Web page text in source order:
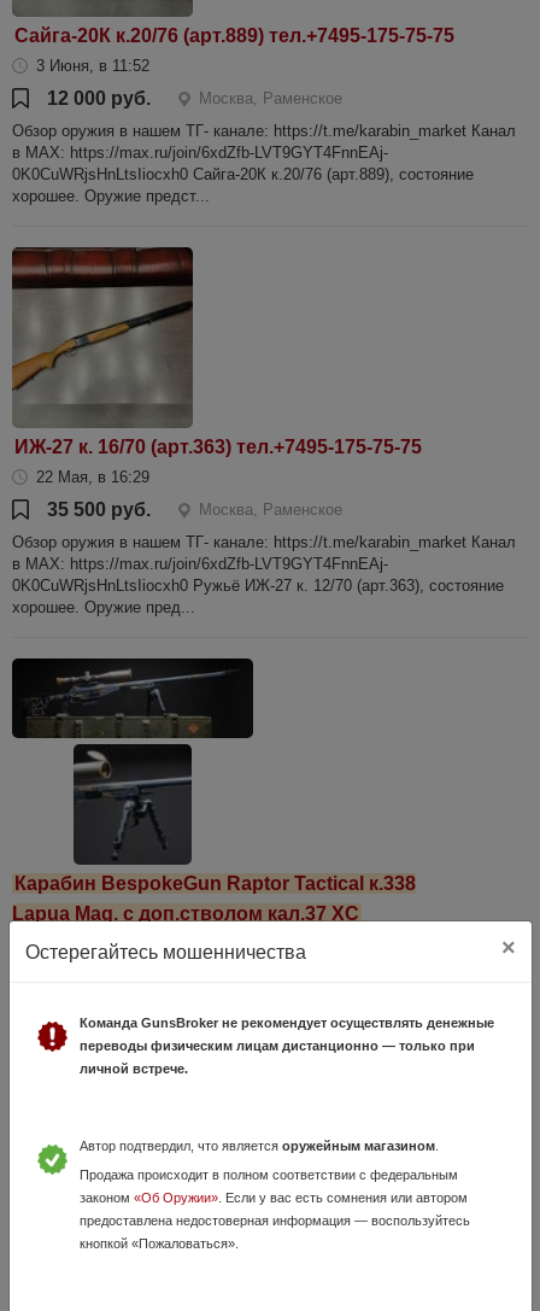
Сайга-20К к.20/76 (арт.889) тел.+7495-175-75-75
3 Июня, в 11:52
12 000 руб.
Москва, Раменское
Обзор оружия в нашем ТГ- канале: https://t.me/karabin_market Канал
в МАХ: https://max.ru/join/6xdZfb-LVT9GYT4FnnEAj-
0K0CuWRjsHnLtsIiocxh0 Сайга-20К к.20/76 (арт.889), состояние
хорошее. Оружие предст...
ИЖ-27 к. 16/70 (арт.363) тел.+7495-175-75-75
22 Мая, в 16:29
35 500 руб.
Москва, Раменское
Обзор оружия в нашем ТГ- канале: https://t.me/karabin_market Канал
в МАХ: https://max.ru/join/6xdZfb-LVT9GYT4FnnEAj-
0K0CuWRjsHnLtsIiocxh0 Ружьё ИЖ-27 к. 12/70 (арт.363), состояние
хорошее. Оружие пред...
Карабин BespokeGun Raptor Tactical к.338
Lapua Mag. с доп.стволом кал.37 XC
24 Июля, в 11:07
кал.37 XC производства ТСС (Раменское).
Особенности:
- Материал ствола- 416R
- Контур- "MATCH"
- Резьба- 7/8-24
- Длина ствола- 32 дюйма
- Ствол обкатан производителем (20 выстрелов), документ
Остерегайтесь мошенничества ×
Команда GunsBroker не рекомендует осуществлять денежные
переводы физическим лицам дистанционно — только при
личной встрече.
Автор подтвердил, что является оружейным магазином.
Продажа происходит в полном соответствии с федеральным
законом «Об Оружии». Если у вас есть сомнения или автором
предоставлена недостоверная информация — воспользуйтесь
кнопкой «Пожаловаться».